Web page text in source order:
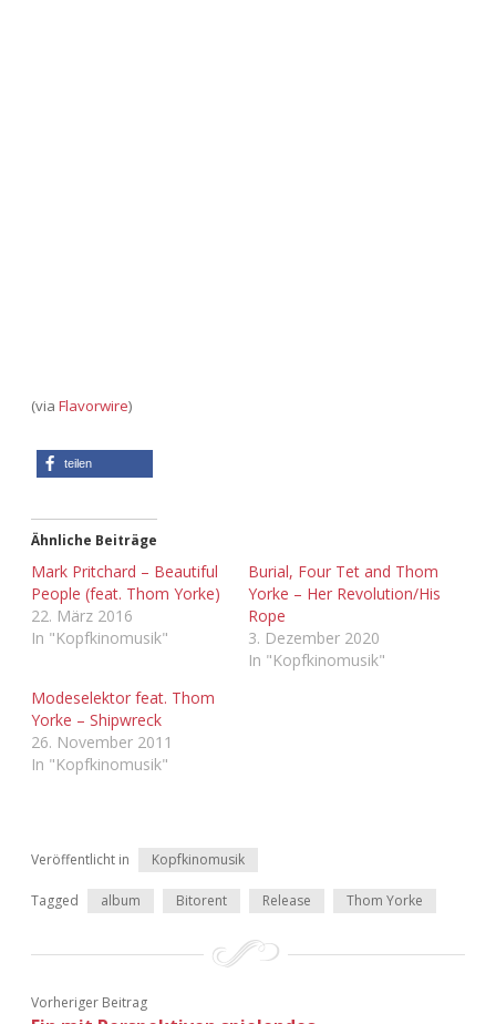
(via Flavorwire)
teilen
Ähnliche Beiträge
Mark Pritchard – Beautiful
People (feat. Thom Yorke)
22. März 2016
In "Kopfkinomusik"
Burial, Four Tet and Thom
Yorke – Her Revolution/His
Rope
3. Dezember 2020
In "Kopfkinomusik"
Modeselektor feat. Thom
Yorke – Shipwreck
26. November 2011
In "Kopfkinomusik"
Veröffentlicht in Kopfkinomusik
Tagged album Bitorent Release Thom Yorke
Vorheriger Beitrag